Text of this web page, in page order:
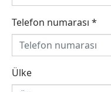
Telefon numarası *
Ülke